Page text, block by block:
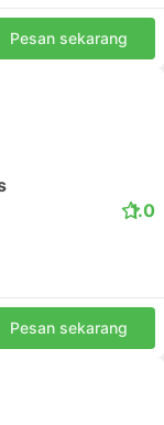
Pesan sekarang
1.0
Pesan sekarang